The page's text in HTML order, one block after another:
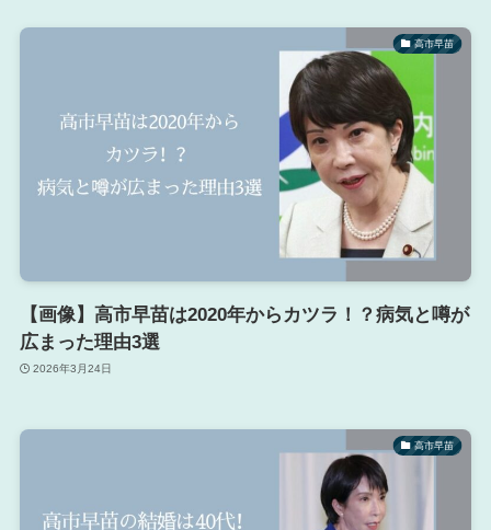
高市早苗
【画像】高市早苗は2020年からカツラ！？病気と噂が
広まった理由3選
2026年3月24日
高市早苗